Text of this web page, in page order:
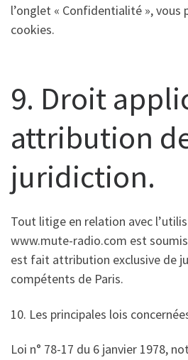
l’onglet « Confidentialité », vous
cookies.
9. Droit
attribution
juridiction.
Tout litige en relation avec
www.mute-radio.com est
est fait attribution exclusive de
compétents de Paris.
10. Les principales lois
Loi n° 78-17 du 6 janvier 1978,